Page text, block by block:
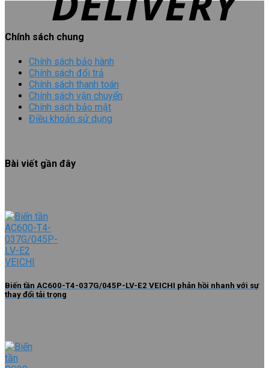
Chính sách chung
Chính sách bảo hành
Chính sách đổi trả
Chính sách thanh toán
Chính sách vận chuyển
Chính sách bảo mật
Điều khoản sử dụng
Bài viết gần đây
Biến tần AC600-T4-037G/045P-LV-E2 VEICHI phản hồi nhanh với sự
thay đổi tải trọng